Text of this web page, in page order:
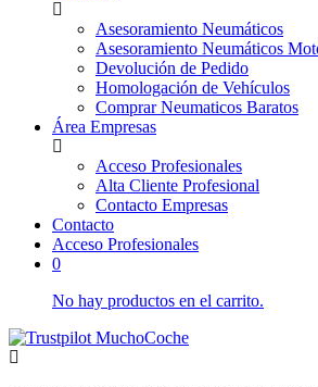
Asesoramiento Neumáticos
Asesoramiento Neumáticos
Devolución de Pedido
Homologación de Vehículos
Comprar Neumaticos Baratos
Área Empresas
Acceso Profesionales
Alta Cliente Profesional
Contacto Empresas
Contacto
Acceso Profesionales
0
No hay productos en el carrito.